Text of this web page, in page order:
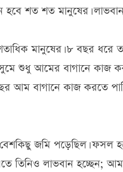
শত শত মানুষের। লাভবান
মানুষের। ৮ বছর ধরে
শুধু আমের বাগানে কাজ
আম বাগানে কাজ করতে
জমি পড়েছিল। ফসল
লাভবান হচ্ছেন;